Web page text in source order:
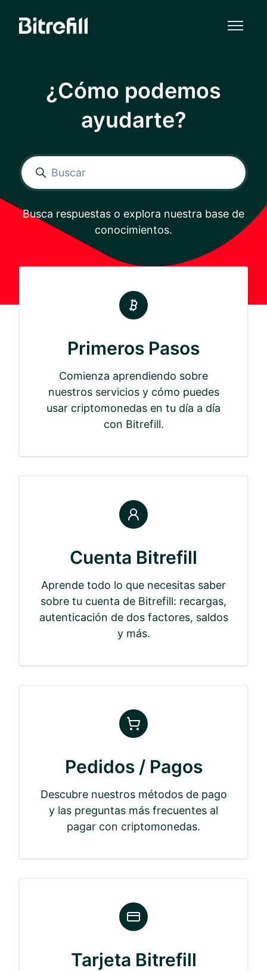
¿Cómo podemos
ayudarte?
Búsqueda
Busca respuestas o explora nuestra base de
conocimientos.
Primeros Pasos
Comienza aprendiendo sobre
nuestros servicios y cómo puedes
usar criptomonedas en tu día a día
con Bitrefill.
Cuenta Bitrefill
Aprende todo lo que necesitas saber
sobre tu cuenta de Bitrefill: recargas,
autenticación de dos factores, saldos
y más.
Pedidos / Pagos
Descubre nuestros métodos de pago
y las preguntas más frecuentes al
pagar con criptomonedas.
Tarjeta Bitrefill